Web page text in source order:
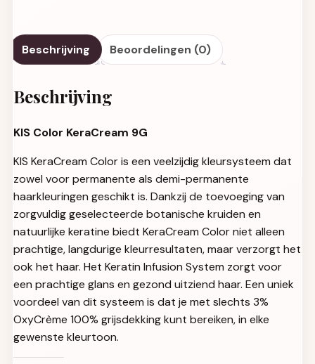
Beschrijving Beoordelingen (0)
Beschrijving
KIS Color KeraCream 9G
KIS KeraCream Color is een veelzijdig kleursysteem dat
zowel voor permanente als demi-permanente
haarkleuringen geschikt is. Dankzij de toevoeging van
zorgvuldig geselecteerde botanische kruiden en
natuurlijke keratine biedt KeraCream Color niet alleen
prachtige, langdurige kleurresultaten, maar verzorgt het
ook het haar. Het Keratin Infusion System zorgt voor
een prachtige glans en gezond uitziend haar. Een uniek
voordeel van dit systeem is dat je met slechts 3%
OxyCrème 100% grijsdekking kunt bereiken, in elke
gewenste kleurtoon.